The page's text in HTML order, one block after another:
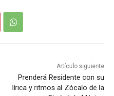
Artículo siguiente
Prenderá Residente con su
lírica y ritmos al Zócalo de la